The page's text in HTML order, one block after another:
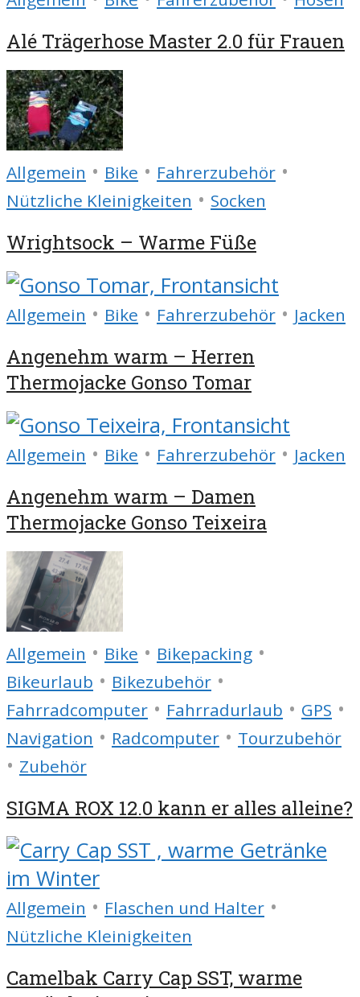
Alé Trägerhose Master 2.0 für Frauen
Allgemein • Bike • Fahrerzubehör •
Nützliche Kleinigkeiten • Socken
Wrightsock – Warme Füße
Allgemein • Bike • Fahrerzubehör • Jacken
Angenehm warm – Herren
Thermojacke Gonso Tomar
Allgemein • Bike • Fahrerzubehör • Jacken
Angenehm warm – Damen
Thermojacke Gonso Teixeira
Allgemein • Bike • Bikepacking •
Bikeurlaub • Bikezubehör •
Fahrradcomputer • Fahrradurlaub • GPS •
Navigation • Radcomputer • Tourzubehör
• Zubehör
SIGMA ROX 12.0 kann er alles alleine?
Allgemein • Flaschen und Halter •
Nützliche Kleinigkeiten
Camelbak Carry Cap SST, warme